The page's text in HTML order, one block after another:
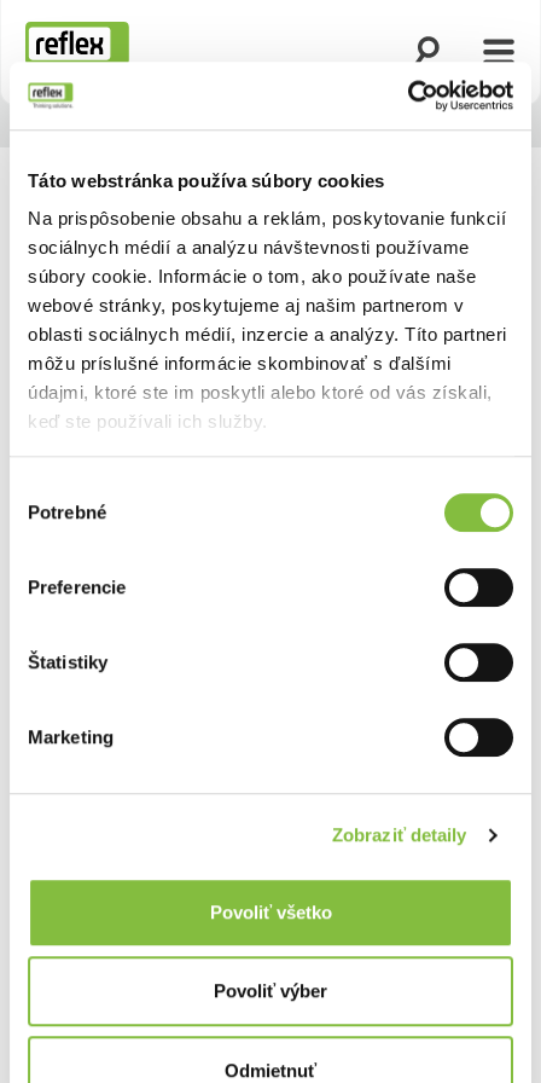
Táto webstránka používa súbory cookies
Na prispôsobenie obsahu a reklám, poskytovanie funkcií
sociálnych médií a analýzu návštevnosti používame
súbory cookie. Informácie o tom, ako používate naše
webové stránky, poskytujeme aj našim partnerom v
oblasti sociálnych médií, inzercie a analýzy. Títo partneri
môžu príslušné informácie skombinovať s ďalšími
údajmi, ktoré ste im poskytli alebo ktoré od vás získali,
keď ste používali ich služby.
súhlasu
Potrebné
Preferencie
Štatistiky
Marketing
Zobraziť detaily
Povoliť všetko
Povoliť výber
Odmietnuť
Domovská stránka
Otvoriť